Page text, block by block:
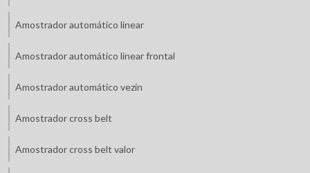
Amostrador automático linear
Amostrador automático linear frontal
Amostrador automático vezin
Amostrador cross belt
Amostrador cross belt valor